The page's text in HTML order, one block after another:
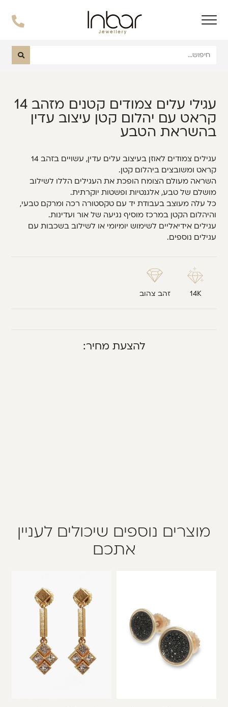
עגילי עלים צמודים קטנים מזהב 14
קראט עם יהלום קטן עיצוב עדין
בהשראת הטבע
עגילים צמודים לאוזן בעיצוב עלים עדין, עשויים בזהב 14
קראט ומשובצים ביהלום קטן.
השראה מעולם הצומח הופכת את העגילים הללו לשילוב
מושלם של טבע, אלגנטיות ופשטות יוקרתית.
כל עלה מעוצב בעבודת יד עם טקסטורה רכה ומרקם טבעי,
והיהלום הקטן במרכז מוסיף נגיעה של אור ועדינות.
עגילים אידיאליים לשימוש יומיומי או לשילוב בשכבות עם
עגילים נוספים.
14K זהב צהוב
להצעת מחיר:
מוצרים נוספים שיכולים לעניין
אתכם